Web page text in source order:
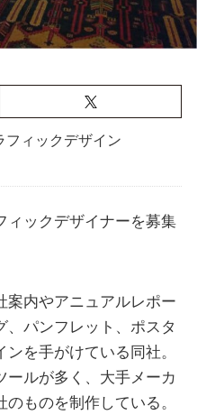
フィックデザイン
ィックデザイナーを募集
案内やアニュアルレポー
、パンフレット、ポスタ
を手がけている同社。
ールが多く、大手メーカ
ものを制作している。